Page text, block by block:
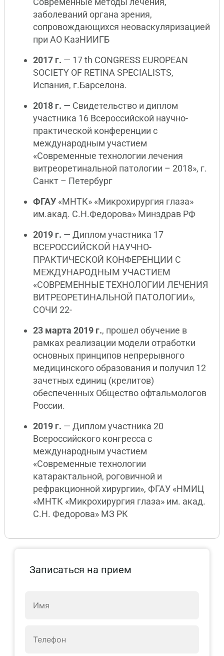
заболеваний органа зрения,
сопровождающихся неоваскуляризацией
при АО КазНИИГБ
2017 г. — 17 th CONGRESS EUROPEAN
SOCIETY OF RETINA SPECIALISTS,
Испания, г.Барселона.
2018 г. — Свидетельство и диплом
участника 16 Всероссийской научно-
практической конференции с
международным участием
«Современные технологии лечения
витреоретинальной патологии – 2018», г.
Санкт – Петербург
ФГАУ«МНТК» «Микрохирургия глаза»
им.акад. С.Н.Федорова» Минздрав РФ
2019 г. — Диплом участника 17
ВСЕРОССИЙСКОЙ НАУЧНО-
ПРАКТИЧЕСКОЙ КОНФЕРЕНЦИИ С
МЕЖДУНАРОДНЫМ УЧАСТИЕМ
«СОВРЕМЕННЫЕ ТЕХНОЛОГИИ ЛЕЧЕНИЯ
ВИТРЕОРЕТИНАЛЬНОЙ ПАТОЛОГИИ»,
СОЧИ 22-
23 марта 2019 г., прошел обучение в
рамках реализации модели отработки
основных принципов непрерывного
медицинского образования и получил 12
зачетных единиц (крелитов)
обеспеченных Общество офтальмологов
России.
2019 г. — Диплом участника 20
Всероссийского конгресса с
международным участием
«Современные технологии
катарактальной, роговичной и
рефракционной хирургии», ФГАУ «НМИЦ
«МНТК «Микрохирургия глаза» им. акад.
С.Н. Федорова» МЗ РК
Записаться на прием